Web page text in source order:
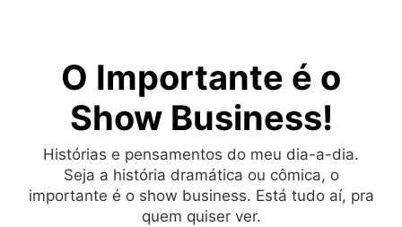
O Importante é o
Show Business!
Histórias e pensamentos do meu dia-a-dia.
Seja a história dramática ou cômica, o
importante é o show business. Está tudo aí, pra
quem quiser ver.